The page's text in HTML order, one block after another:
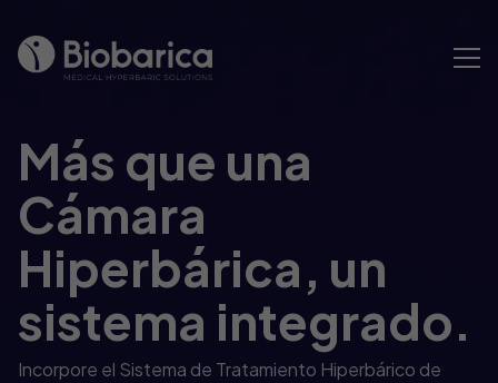
Más que una
Cámara
Hiperbárica, un
sistema integrado.
Incorpore el Sistema de Tratamiento Hiperbárico de